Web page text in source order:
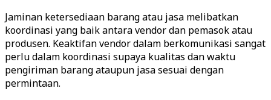
Jaminan ketersediaan barang atau jasa melibatkan
koordinasi yang baik antara vendor dan pemasok atau
produsen. Keaktifan vendor dalam berkomunikasi sangat
perlu dalam koordinasi supaya kualitas dan waktu
pengiriman barang ataupun jasa sesuai dengan
permintaan.